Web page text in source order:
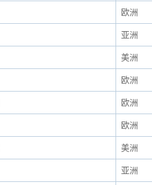
欧洲
亚洲
美洲
欧洲
欧洲
欧洲
美洲
亚洲